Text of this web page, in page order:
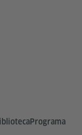
Programa